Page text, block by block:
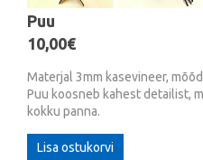
Puu
10,00€
Materjal 3mm kasevineer,
Puu koosneb kahest detailist,
kokku panna.
Lisa ostukorvi